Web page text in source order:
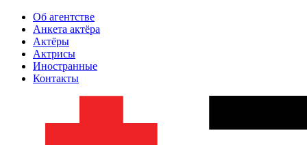
Об агентстве
Анкета актёра
Актёры
Актрисы
Иностранные
Контакты